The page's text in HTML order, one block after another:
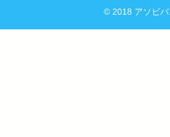
© 2018 アソビバ.